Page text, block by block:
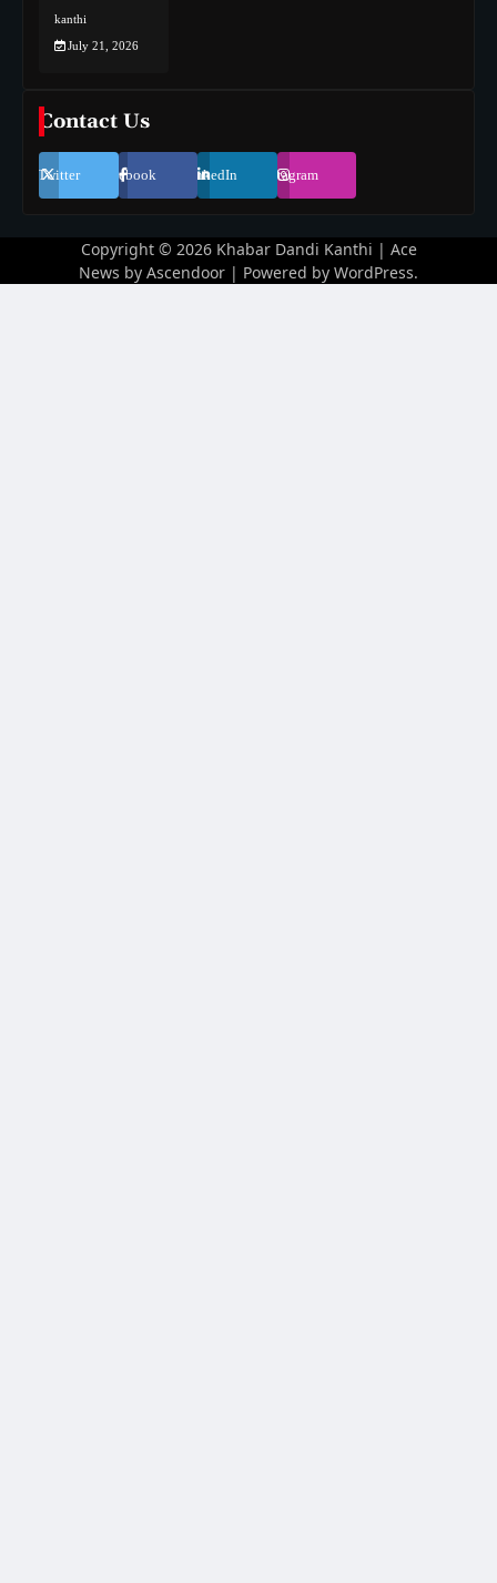
kanthi
July 21, 2026
Contact Us
Twitter Facebook LinkedIn Instagram
Copyright © 2026 Khabar Dandi Kanthi | Ace
News by Ascendoor | Powered by WordPress.